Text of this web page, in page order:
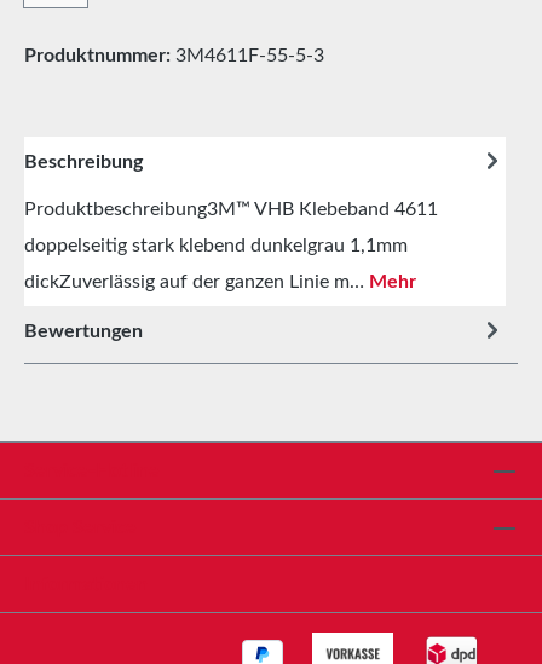
Produktnummer: 3M4611F-55-5-3
Beschreibung
Produktbeschreibung3M™ VHB Klebeband 4611
doppelseitig stark klebend dunkelgrau 1,1mm
dickZuverlässig auf der ganzen Linie m… Mehr
Bewertungen